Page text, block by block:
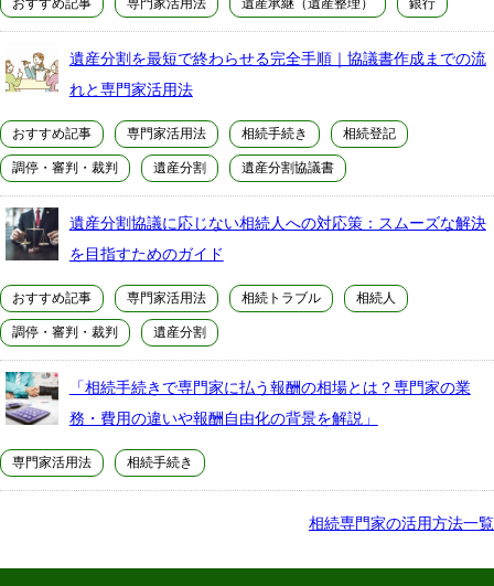
おすすめ記事 専門家活用法 遺産承継（遺産整理） 銀行
遺産分割を最短で終わらせる完全手順｜協議書作成までの流
れと専門家活用法
おすすめ記事 専門家活用法 相続手続き 相続登記
調停・審判・裁判 遺産分割 遺産分割協議書
遺産分割協議に応じない相続人への対応策：スムーズな解決
を目指すためのガイド
おすすめ記事 専門家活用法 相続トラブル 相続人
調停・審判・裁判 遺産分割
「相続手続きで専門家に払う報酬の相場とは？専門家の業
務・費用の違いや報酬自由化の背景を解説」
専門家活用法 相続手続き
相続専門家の活用方法一覧